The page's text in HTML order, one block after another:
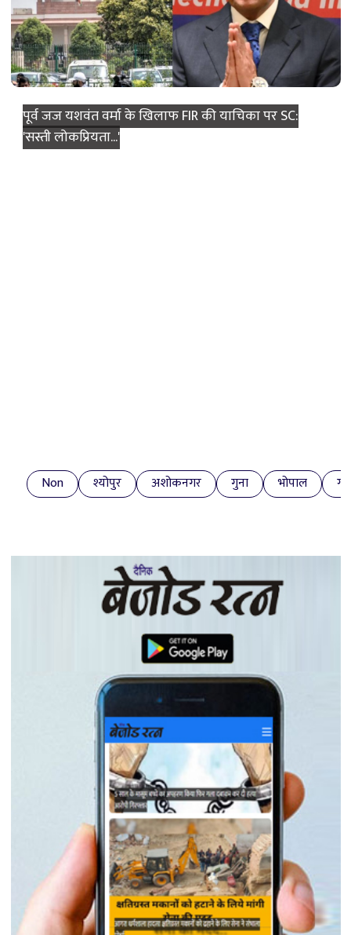
पूर्व जज यशवंत वर्मा के खिलाफ FIR की याचिका पर SC:
'सस्ती लोकप्रियता...'
Non श्योपुर अशोकनगर गुना भोपाल